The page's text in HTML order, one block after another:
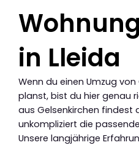
in Lleida
Wenn du einen Umzug
planst, bist du hier genau
aus Gelsenkirchen findest
unkompliziert die
Unsere langjährige